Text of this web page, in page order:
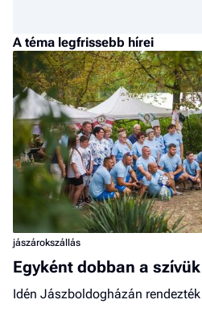
A téma legfrissebb hírei
jászárokszállás
Egyként dobban a szívük
Idén Jászboldogházán